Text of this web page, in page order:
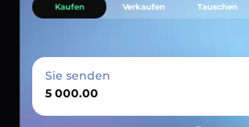
Kaufen Verkaufen Tauschen
Sie senden